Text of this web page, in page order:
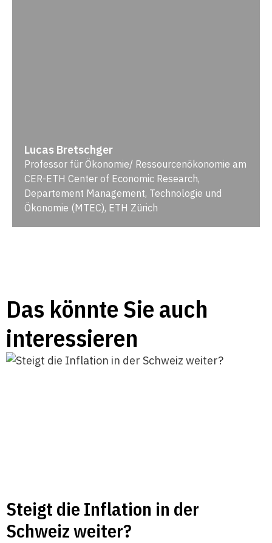
Lucas Bretschger
Professor für Ökonomie/ Ressourcenökonomie am
CER-ETH Center of Economic Research,
Departement Management, Technologie und
Ökonomie (MTEC), ETH Zürich
Das könnte Sie auch
interessieren
Steigt die Inflation in der
Schweiz weiter?